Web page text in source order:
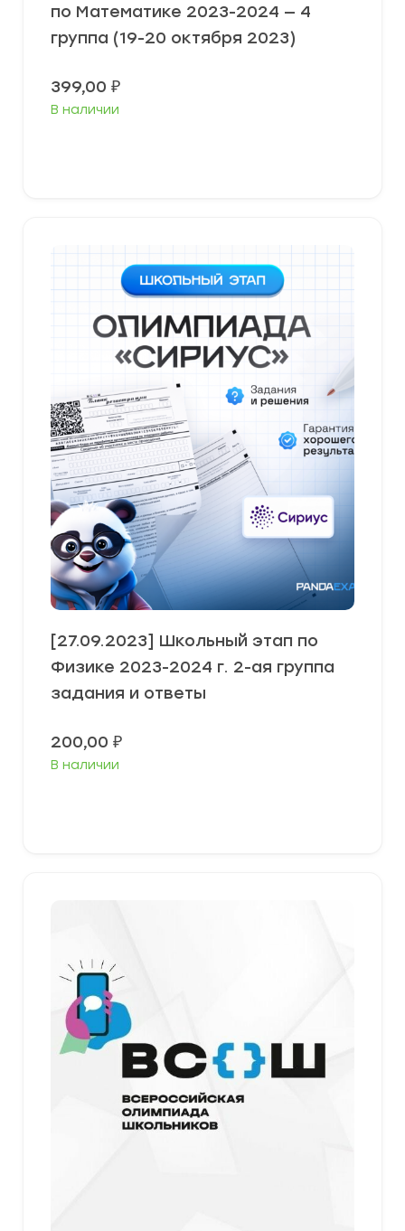
по Математике 2023-2024 — 4
группа (19-20 октября 2023)
399,00 ₽
В наличии
[27.09.2023] Школьный этап по
Физике 2023-2024 г. 2-ая группа
задания и ответы
200,00 ₽
В наличии